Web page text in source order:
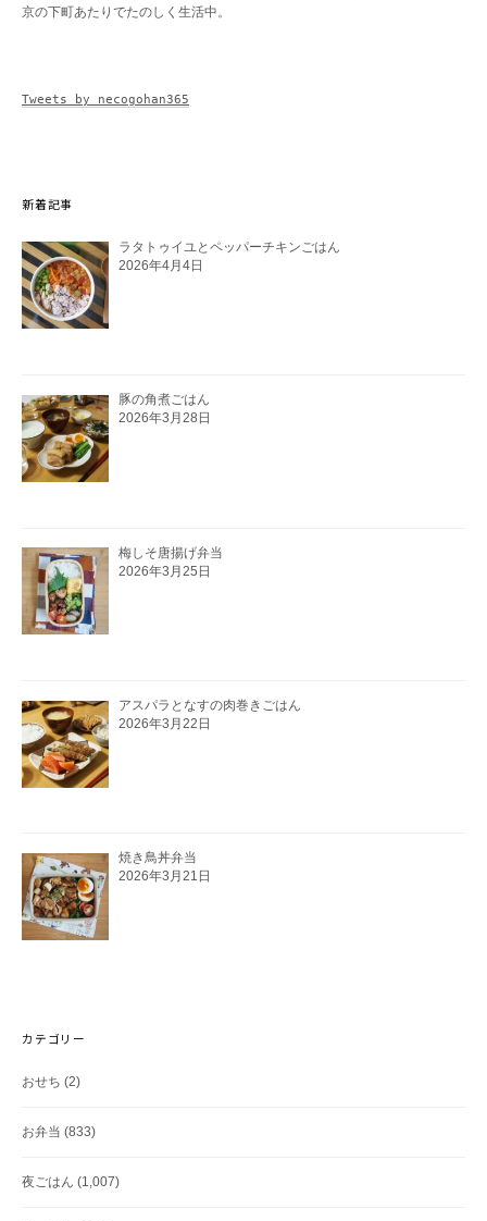
京の下町あたりでたのしく生活中。
Tweets by necogohan365
新着記事
ラタトゥイユとペッパーチキンごはん
2026年4月4日
豚の角煮ごはん
2026年3月28日
梅しそ唐揚げ弁当
2026年3月25日
アスパラとなすの肉巻きごはん
2026年3月22日
焼き鳥丼弁当
2026年3月21日
カテゴリー
おせち (2)
お弁当 (833)
夜ごはん (1,007)